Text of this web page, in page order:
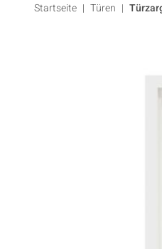
Startseite Türen |